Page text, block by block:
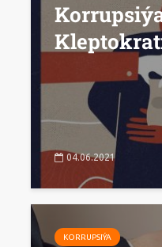
04.06.2021
KORRUPSIÝA